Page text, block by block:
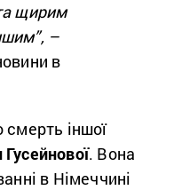
щирим
–
в
смерть іншої
. Вона
в Німеччині